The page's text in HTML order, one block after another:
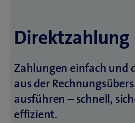
Direktzahlung
Zahlungen einfach und
aus der
ausführen – schnell,
effizient.